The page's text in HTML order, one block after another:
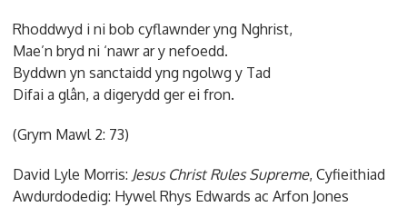
Rhoddwyd i ni bob cyflawnder yng Nghrist,
Mae’n bryd ni ‘nawr ar y nefoedd.
Byddwn yn sanctaidd yng ngolwg y Tad
Difai a glân, a digerydd ger ei fron.
(Grym Mawl 2: 73)
David Lyle Morris: Jesus Christ Rules Supreme, Cyfieithiad
Awdurdodedig: Hywel Rhys Edwards ac Arfon Jones